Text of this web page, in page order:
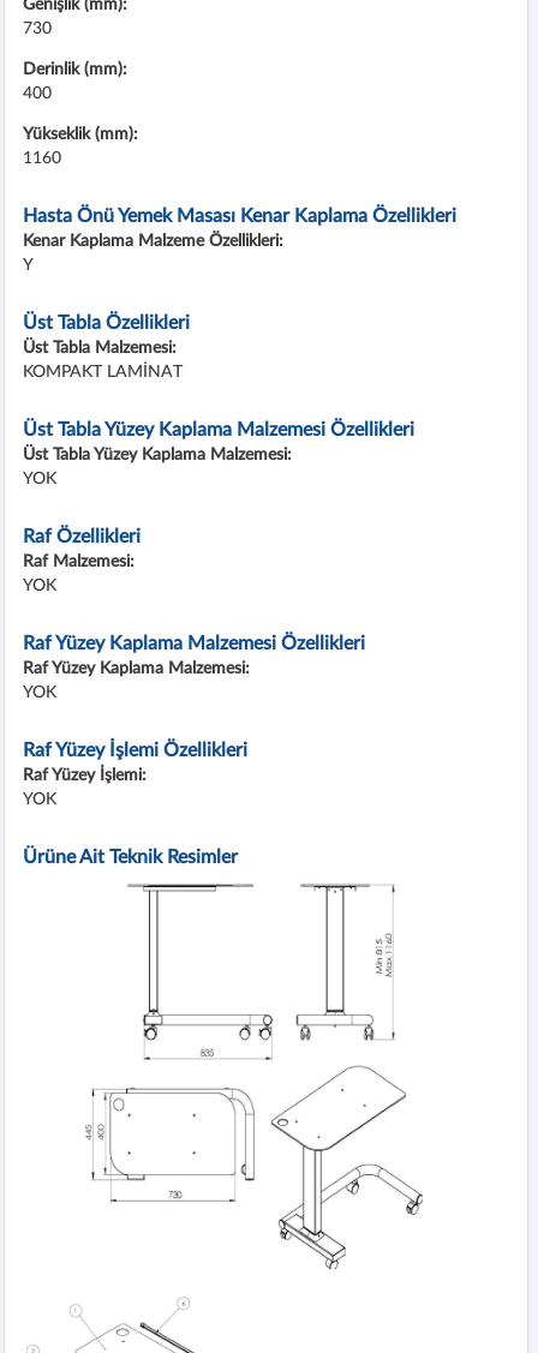
Genişlik (mm):
730
Derinlik (mm):
400
Yükseklik (mm):
1160
Hasta Önü Yemek Masası Kenar Kaplama Özellikleri
Kenar Kaplama Malzeme Özellikleri:
Y
Üst Tabla Özellikleri
Üst Tabla Malzemesi:
KOMPAKT LAMİNAT
Üst Tabla Yüzey Kaplama Malzemesi Özellikleri
Üst Tabla Yüzey Kaplama Malzemesi:
YOK
Raf Özellikleri
Raf Malzemesi:
YOK
Raf Yüzey Kaplama Malzemesi Özellikleri
Raf Yüzey Kaplama Malzemesi:
YOK
Raf Yüzey İşlemi Özellikleri
Raf Yüzey İşlemi:
YOK
Ürüne Ait Teknik Resimler